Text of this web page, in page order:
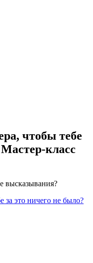
чтобы тебе
класс
высказывания?
за это ничего не было?